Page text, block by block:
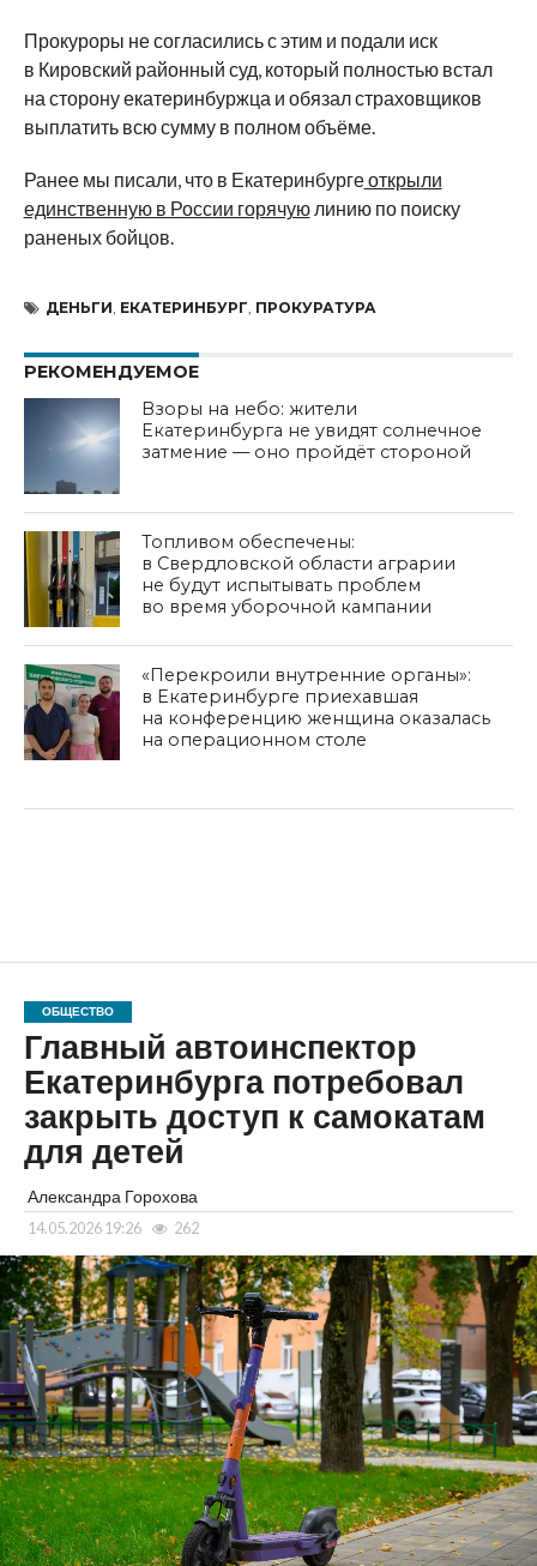
Прокуроры не согласились с этим и подали иск
в Кировский районный суд, который полностью встал
на сторону екатеринбуржца и обязал страховщиков
выплатить всю сумму в полном объёме.
Ранее мы писали, что в Екатеринбургеоткрыли
единственную в России горячуюлинию по поиску
раненых бойцов.
ДЕНЬГИ ЕКАТЕРИНБУРГ ПРОКУРАТУРА
РЕКОМЕНДУЕМОЕ
Взоры на небо: жители
Екатеринбурга не увидят солнечное
затмение — оно пройдёт стороной
Топливом обеспечены:
в Свердловской области аграрии
не будут испытывать проблем
во время уборочной кампании
«Перекроили внутренние органы»:
в Екатеринбурге приехавшая
на конференцию женщина оказалась
на операционном столе
ОБЩЕСТВО
Главный автоинспектор
Екатеринбурга потребовал
закрыть доступ к самокатам
для детей
Александра Горохова
14.05.2026 19:26 262